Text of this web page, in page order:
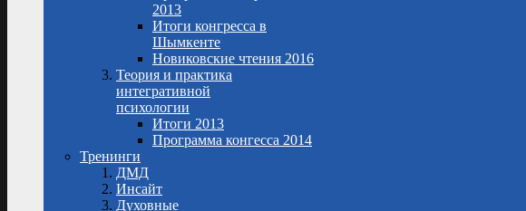
2013
Итоги конгресса в
Шымкенте
Новиковские чтения 2016
Теория и практика
интегративной
психологии
Итоги 2013
Программа конгесса 2014
Тренинги
ДМД
Инсайт
Духовные